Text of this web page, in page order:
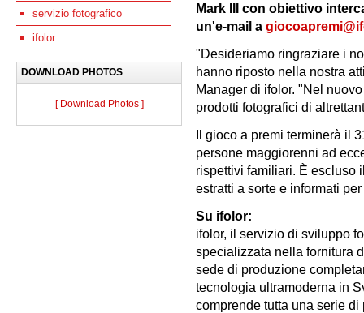
servizio fotografico
ifolor
DOWNLOAD PHOTOS
[ Download Photos ]
Mark III con obiettivo
un'e-mail a
"Desideriamo ringraziare i
hanno riposto nella nostra
Manager di ifolor. "Nel
prodotti fotografici di
Il gioco a premi terminerà il
persone maggiorenni ad
rispettivi familiari. È escluso
estratti a sorte e informati
Su ifolor:
ifolor, il servizio di sviluppo
specializzata nella fornitura
sede di produzione
tecnologia ultramoderna in
comprende tutta una serie